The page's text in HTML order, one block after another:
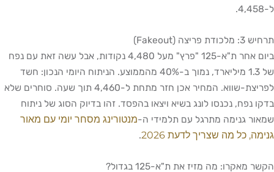
ל-4,458.
תרחיש 3: מלכודת פריצה (Fakeout)
ביום אחר ת"א-125 "פרץ" מעל 4,480 נקודות, אבל עשה זאת עם נפח
של 1.3 מיליארד, נמוך ב-40% מהממוצע. הניתוח היומי הנכון: חשד
לפריצת-שווא. המחיר אכן חזר מתחת ל-4,460 תוך שעה. סוחרים שלא
בדקו נפח, נכנסו לונג בשיא ויצאו בהפסד. זהו בדיוק הסוג של ניתוח
שמאור גנימה מתרגל עם תלמידי ה-מנטורינג מסחר יומי עם מאור
גנימה, כל מה שצריך לדעת 2026
.
הקשר מאקרו: מה מזיז את ת"א-125 בגדול?